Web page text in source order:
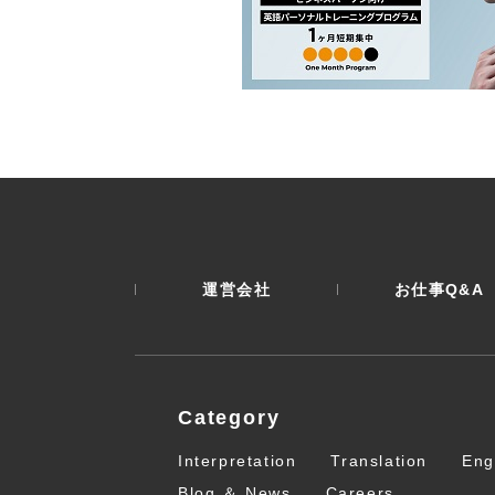
運営会社 お仕事Q&A
Category
Interpretation Translation